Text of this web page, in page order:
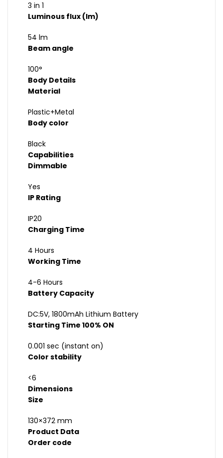
3 in 1
Luminous flux (lm)
54 lm
Beam angle
100°
Body Details
Material
Plastic+Metal
Body color
Black
Capabilities
Dimmable
Yes
IP Rating
IP20
Charging Time
4 Hours
Working Time
4-6 Hours
Battery Capacity
DC:5V, 1800mAh Lithium Battery
Starting Time 100% ON
0.001 sec (instant on)
Color stability
<6
Dimensions
Size
130×372 mm
Product Data
Order code